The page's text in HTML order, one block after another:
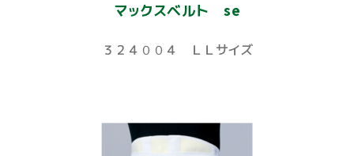
マックスベルト se
３２４００４ ＬＬサイズ